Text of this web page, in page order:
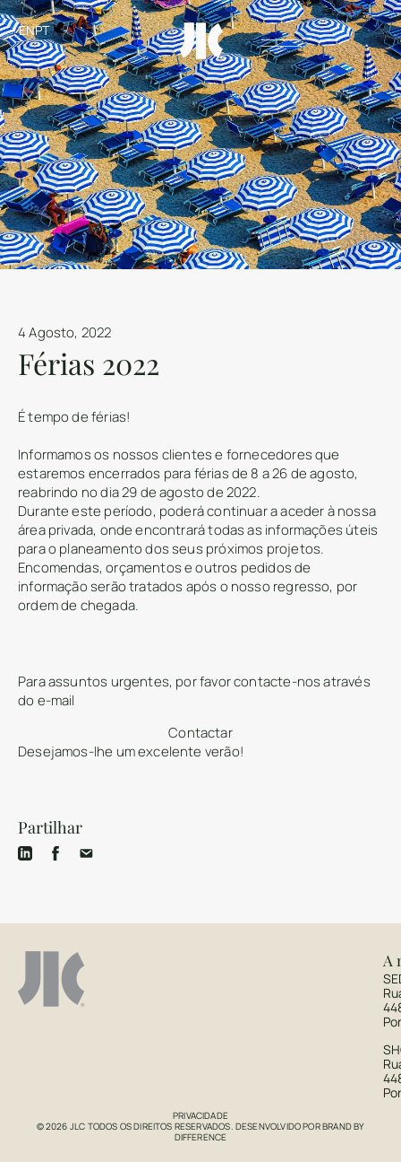
ENPT
4 Agosto, 2022
Férias 2022
É tempo de férias!
Informamos os nossos clientes e fornecedores que
estaremos encerrados para férias de 8 a 26 de agosto,
reabrindo no dia 29 de agosto de 2022.
Durante este período, poderá continuar a aceder à nossa
área privada, onde encontrará todas as informações úteis
para o planeamento dos seus próximos projetos.
Encomendas, orçamentos e outros pedidos de
informação serão tratados após o nosso regresso, por
ordem de chegada.
Para assuntos urgentes, por favor contacte-nos através
do e-mail
Contactar
Desejamos-lhe um excelente verão!
Partilhar
A
PRIVACIDADE
© 2026 JLC TODOS OS DIREITOS RESERVADOS. DESENVOLVIDO PORBRAND BY
DIFFERENCE